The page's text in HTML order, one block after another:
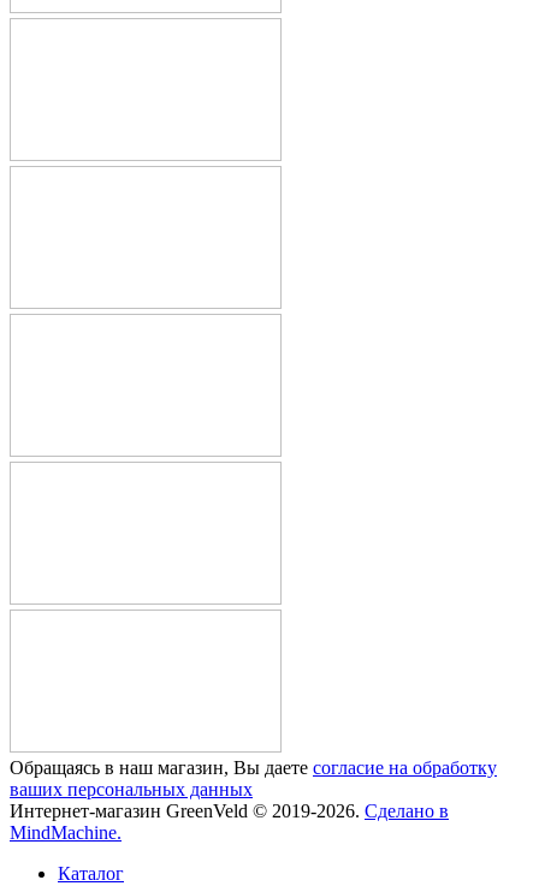
Обращаясь в наш магазин, Вы даете согласие на обработку
ваших персональных данных
Интернет-магазин GreenVeld © 2019-2026. Сделано в
MindMachine.
Каталог